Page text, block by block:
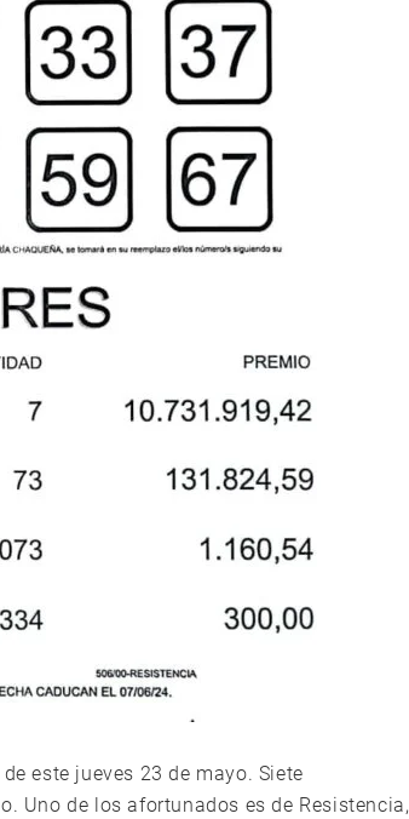
este jueves 23 de mayo. Siete
Uno de los afortunados es de Resistencia,